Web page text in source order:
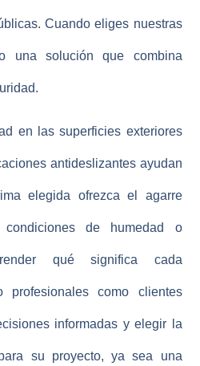
Cuando eliges nuestras
una solución que combina
en las superficies exteriores
antideslizantes ayudan
elegida ofrezca el agarre
de humedad o
qué significa cada
profesionales como clientes
informadas y elegir la
su proyecto, ya sea una